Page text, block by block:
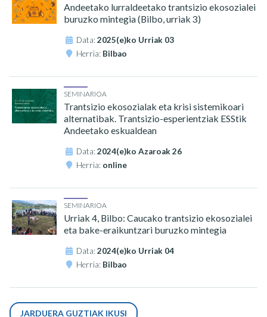
Andeetako lurraldeetako trantsizio ekosozialei
buruzko mintegia (Bilbo, urriak 3)
Data:2025(e)ko Urriak 03
Herria: Bilbao
SEMINARIOA
Trantsizio ekosozialak eta krisi sistemikoari
alternatibak. Trantsizio-esperientziak ESStik
Andeetako eskualdean
Data:2024(e)ko Azaroak 26
Herria: online
SEMINARIOA
Urriak 4, Bilbo: Caucako trantsizio ekosozialei
eta bake-eraikuntzari buruzko mintegia
Data:2024(e)ko Urriak 04
Herria: Bilbao
JARDUERA GUZTIAK IKUSI